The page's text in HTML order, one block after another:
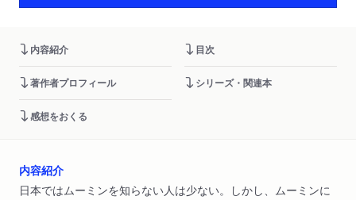
内容紹介 目次
著作者プロフィール シリーズ・関連本
感想をおくる
内容紹介
日本ではムーミンを知らない人は少ない。しかし、ムーミンに